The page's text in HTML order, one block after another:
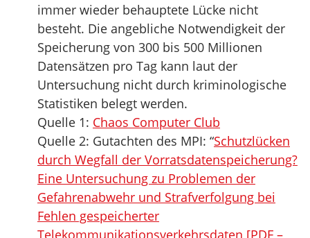
immer wieder behauptete Lücke nicht
besteht. Die angebliche Notwendigkeit der
Speicherung von 300 bis 500 Millionen
Datensätzen pro Tag kann laut der
Untersuchung nicht durch kriminologische
Statistiken belegt werden.
Quelle 1: Chaos Computer Club
Quelle 2: Gutachten des MPI: “Schutzlücken
durch Wegfall der Vorratsdatenspeicherung?
Eine Untersuchung zu Problemen der
Gefahrenabwehr und Strafverfolgung bei
Fehlen gespeicherter
Telekommunikationsverkehrsdaten [PDF –